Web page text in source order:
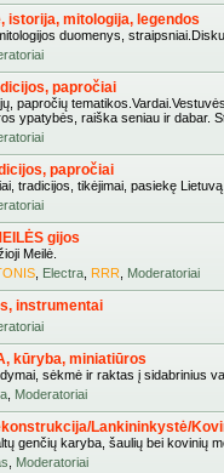
istorija, mitologija, legendos
duomenys,
papročiai
papročių
ypatybės, raiška seniau ir dabar.
papročiai
tradicijos, tikėjimai, pasiekę
gijos
Meilė.
Electra RRR Moderatoriai
instrumentai
kūryba, miniatiūros
sėkmė ir raktas į sidabrinius
Moderatoriai
Lankininkystė/
genčių karyba, šaulių bei kovinių
Moderatoriai